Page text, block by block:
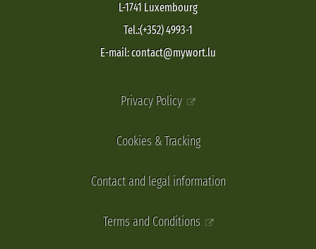
L-1741 Luxembourg
Tel.:(+352) 4993-1
E-mail: contact@mywort.lu
Privacy Policy
Cookies & Tracking
Contact and legal information
Terms and Conditions